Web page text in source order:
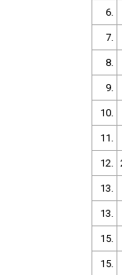
6.
7.
8.
9.
10.
11.
12.
13.
13.
15.
15.